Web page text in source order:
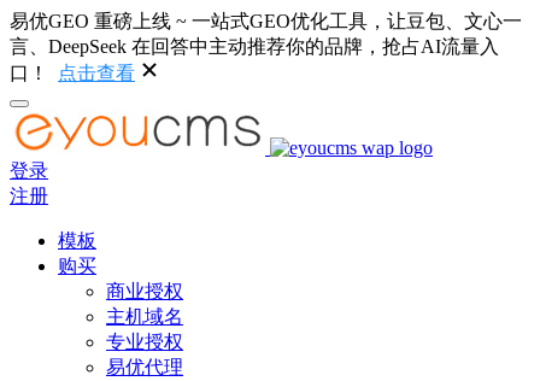
易优GEO 重磅上线 ~ 一站式GEO优化工具，让豆包、文心一
言、DeepSeek 在回答中主动推荐你的品牌，抢占AI流量入
口！
点击查看
登录
注册
模板
购买
商业授权
主机域名
专业授权
易优代理